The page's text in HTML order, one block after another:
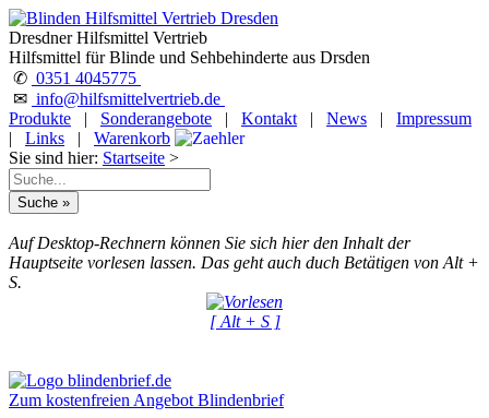
Dresdner Hilfsmittel Vertrieb
Hilfsmittel für Blinde und Sehbehinderte aus Drsden
✆ 0351 4045775
✉ info@hilfsmittelvertrieb.de
Produkte
| Sonderangebote | Kontakt | News |
Impressum
|
Links |
Warenkorb
Sie sind hier: Startseite >
Auf Desktop-Rechnern können Sie sich hier den Inhalt der
Hauptseite vorlesen lassen. Das geht auch duch Betätigen von Alt +
S.
[ Alt + S ]
Zum kostenfreien Angebot Blindenbrief